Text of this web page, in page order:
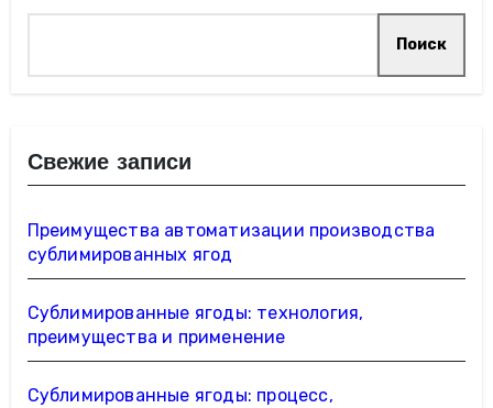
Поиск
Свежие записи
Преимущества автоматизации производства
сублимированных ягод
Сублимированные ягоды: технология,
преимущества и применение
Сублимированные ягоды: процесс,